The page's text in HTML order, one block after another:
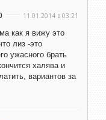
11.01.2014 в 03:21
как я вижу это
лиз -это
ужасного брать
халява и
вариантов за